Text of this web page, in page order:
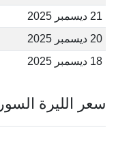
21 ديسمبر 2025
20 ديسمبر 2025
18 ديسمبر 2025
سعر الليرة